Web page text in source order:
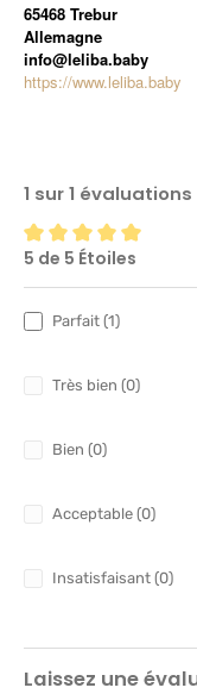
65468 Trebur
Allemagne
info@leliba.baby
https://www.leliba.baby
1 sur 1 évaluations
Note moyenne de 5
5 de 5 Étoiles
Parfait (1)
Très bien (0)
Bien (0)
Acceptable (0)
Insatisfaisant (0)
Laissez une